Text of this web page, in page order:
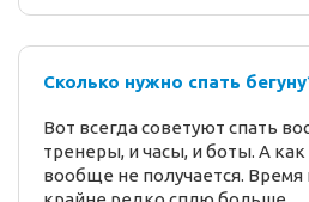
Сколько нужно спать
Вот всегда советуют спать
тренеры, и часы, и боты. А
вообще не получается. Время